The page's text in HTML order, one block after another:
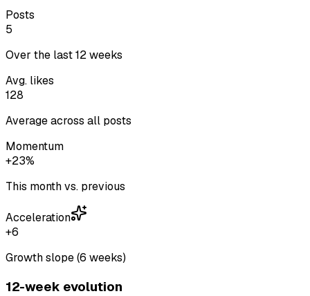
Posts
5
Over the last 12 weeks
Avg. likes
128
Average across all posts
Momentum
+23%
This month vs. previous
Acceleration
+6
Growth slope (6 weeks)
12-week evolution